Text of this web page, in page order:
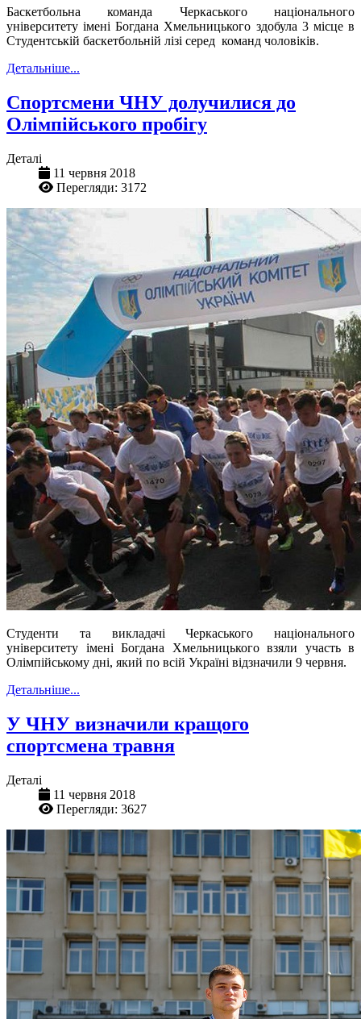
Баскетбольна команда Черкаського національного
університету імені Богдана Хмельницького здобула 3 місце в
Студентській баскетбольній лізі серед команд чоловіків.
Детальніше...
Спортсмени ЧНУ долучилися до
Олімпійського пробігу
Деталі
11 червня 2018
Перегляди: 3172
Студенти та викладачі Черкаського національного
університету імені Богдана Хмельницького взяли участь в
Олімпійському дні, який по всій Україні відзначили 9 червня.
Детальніше...
У ЧНУ визначили кращого
спортсмена травня
Деталі
11 червня 2018
Перегляди: 3627